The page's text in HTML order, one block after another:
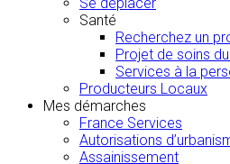
Santé
Recherchez un
Projet de soins
Services à la
Producteurs Locaux
Mes démarches
France Services
Autorisations
Assainissement